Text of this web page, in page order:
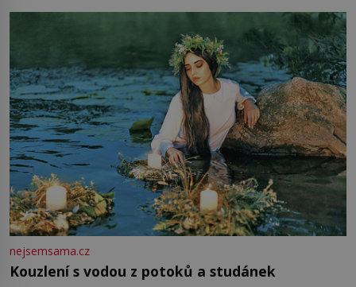
milostpaní. Stačí jenom na sukni,“ zhodnotí švadlena
množství růžového mušelínu. „Ošidili vás, podívejte.“
Vezme do ruky dřevěnou
nejsemsama.cz
Kouzlení s vodou z potoků a studánek